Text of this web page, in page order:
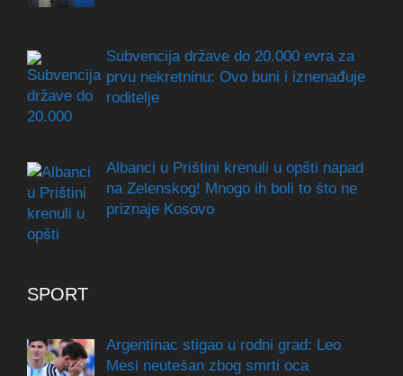
Subvencija države do 20.000 evra za
prvu nekretninu: Ovo buni i iznenađuje
roditelje
Albanci u Prištini krenuli u opšti napad
na Zelenskog! Mnogo ih boli to što ne
priznaje Kosovo
SPORT
Argentinac stigao u rodni grad: Leo
Mesi neutešan zbog smrti oca